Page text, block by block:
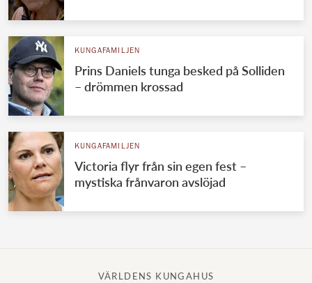
KUNGAFAMILJEN
Prins Daniels tunga besked på Solliden
– drömmen krossad
KUNGAFAMILJEN
Victoria flyr från sin egen fest –
mystiska frånvaron avslöjad
VÄRLDENS KUNGAHUS